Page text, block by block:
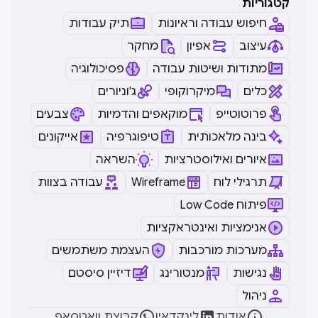
קטגוריות
חיפוש עבודה וראיונות
תיק עבודות
עיצוב
אפיון
מחקר
מתודות ושיטות עבודה
פסיכולוגיה
כלים
מיקרוקופי
ג'וניורים
פרוטוטייפ
מוקאפים והדמיות
צבעים
בינה מלאכותית
טיפוגרפיה
אייקונים
איורים ואילוסטרציות
השראה
תרגילי לוח
Wireframe
עבודה בצוות
Low Code פיתוח
אנימציות ואינטראקציות
מערכות מורכבות
העצמת משתמשים
נגישות
מנטורינג
דיזיין סיסטם
ניהול